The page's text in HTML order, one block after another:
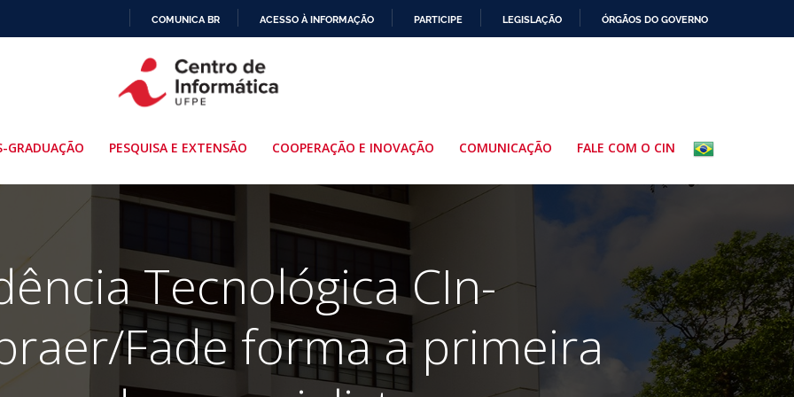
PARA
O
COMUNICA BR ACESSO À INFORMAÇÃO PARTICIPE LEGISLAÇÃO ÓRGÃOS DO GOVERNO
GRADUAÇÃO PESQUISA E EXTENSÃO COOPERAÇÃO E INOVAÇÃO COMUNICAÇÃO FALE COM O CIN
Tecnológica CIn-
Fade forma a primeira